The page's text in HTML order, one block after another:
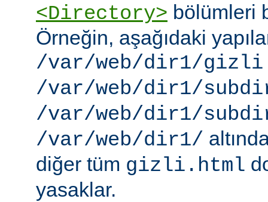
<Directory> bölümleri
Örneğin, aşağıdaki
/var/web/dir1/
/var/web/dir1/
/var/web/dir1/
/var/web/dir1/
diğer tüm gizli.html
yasaklar.